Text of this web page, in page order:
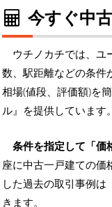
今すぐ中
ウチノカチでは、ユ
数、駅距離などの条件
相場(値段、評価額)を
ル』を提供しています。
条件を指定して「価
座に中古一戸建ての価
した過去の取引事例は
きます。